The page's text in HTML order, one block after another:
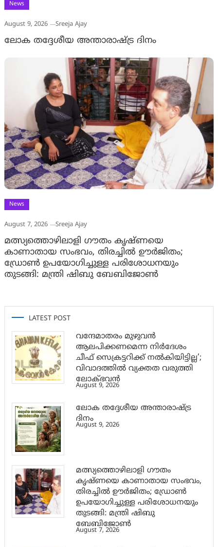
News
August 9, 2026 Sreeja Ajay
ലോക തദ്ദേശീയ അന്താരാഷ്ട്ര ദിനം
News
August 7, 2026 Sreeja Ajay
മത്സ്യത്തൊഴിലാളി ഗൗതം കൃഷ്ണയെ
കാണാതായ സംഭവം, തിരച്ചിൽ ഊർജിതം;
ഡ്രോണ്‍ ഉപയോഗിച്ചുള്ള പരിശോധനയും
തുടങ്ങി: മന്ത്രി ഷിബു ബേബിജോണ്‍
LATEST POST
വന്ദേമാതരം മുഴുവൻ
ആലപിക്കണമെന്ന നിർദേശം
ചീഫ് സെക്രട്ടറിക്ക് നൽകിയിട്ടില്ല’;
വിവാദത്തിൽ വ്യക്തത വരുത്തി
ലോക്ഭവൻ
August 9, 2026
ലോക തദ്ദേശീയ അന്താരാഷ്ട്ര
ദിനം
August 9, 2026
മത്സ്യത്തൊഴിലാളി ഗൗതം
കൃഷ്ണയെ കാണാതായ സംഭവം,
തിരച്ചിൽ ഊർജിതം; ഡ്രോണ്‍
ഉപയോഗിച്ചുള്ള പരിശോധനയും
തുടങ്ങി: മന്ത്രി ഷിബു
ബേബിജോണ്‍
August 7, 2026